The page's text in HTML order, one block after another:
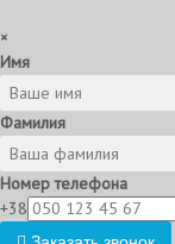
×
Имя
Фамилия
Номер телефона
+38